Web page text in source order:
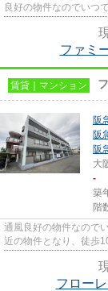
良好の物件なのでいつ
ファミ
賃貸｜マンション
阪
阪
阪
大
-
築
階
通風良好の物件なので
近の物件となり、徒歩
フロー